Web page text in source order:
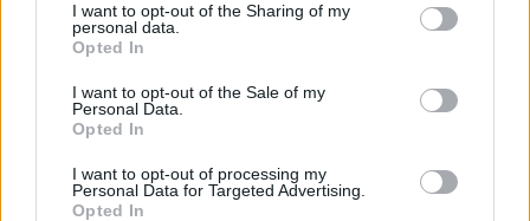
not limited to your visit or usage behaviour. You may click to
grant or deny consent to Google and its third-party tags to
use your data for below specified purposes in below Google
consent section.
I want to opt-out of the Sharing of my
personal data.
Opted In
I want to opt-out of the Sale of my
Personal Data.
Opted In
I want to opt-out of processing my
Personal Data for Targeted Advertising.
Opted In